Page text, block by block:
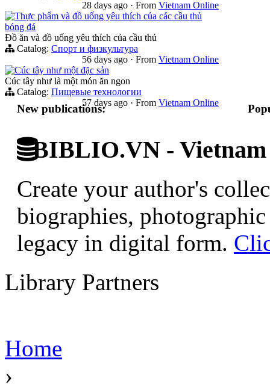
28 days ago · From Vietnam Online
Thực phẩm và đồ uống yêu thích của các cầu thủ
bóng đá
Đồ ăn và đồ uống yêu thích của cầu thủ
Catalog: Спорт и физкультура
56 days ago · From Vietnam Online
Cúc tây như một đặc sản
Cúc tây như là một món ăn ngon
Catalog: Пищевые технологии
57 days ago · From Vietnam Online
New publications:
BIBLIO.VN -
Create your author's
biographies,
legacy in digital form.
Library Partners
Home
›